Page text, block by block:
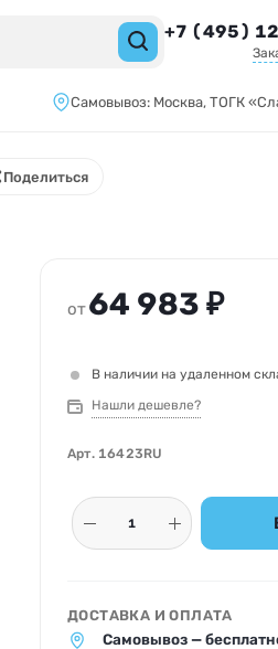
+7 (495)
Самовывоз: Москва, ТОГК
Поделиться
от64 983 ₽
В наличии на удаленном
Нашли дешевле?
Арт. 16423RU
ДОСТАВКА И ОПЛАТА
Самовывоз —